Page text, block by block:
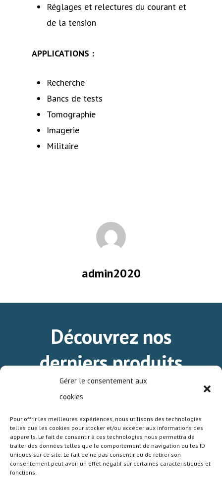
Gérer le consentement aux
cookies
Pour offrir les meilleures expériences, nous utilisons des technologies
telles que les cookies pour stocker et/ou accéder aux informations des
appareils. Le fait de consentir à ces technologies nous permettra de
traiter des données telles que le comportement de navigation ou les ID
uniques sur ce site. Le fait de ne pas consentir ou de retirer son
consentement peut avoir un effet négatif sur certaines caractéristiques et
fonctions.
Réglages et relectures du courant et
de la tension
APPLICATIONS :
Recherche
Bancs de tests
Tomographie
Imagerie
Militaire
admin2020
Découvrez nos
derniers produits
standards.
TÉLÉCHARGEZ LE MINI-CATALOGUE DE
NOS PRODUITS STANDARDS.